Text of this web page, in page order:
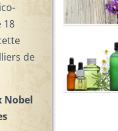
18
de
Nobel